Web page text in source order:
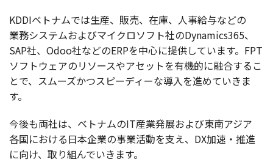
KDDIベトナムでは生産、 販売、 在庫、 人事給与などの
業務システムおよびマイクロソフト社のDynamics365、
SAP社、Odoo社などのERPを中心に提供しています。FPT
ソフトウェアのリソースやアセットを有機的に融合するこ
とで、 スムーズかつスピーディーな導入を進めていきま
す。
今後も両社は、 ベトナムのIT産業発展および東南アジア
各国における日本企業の事業活動を支え、DX加速 ・ 推進
に向け、取り組んでいきます。